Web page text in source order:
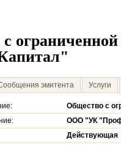
эмитента Услуги
Общество с
ООО "УК
Действующая